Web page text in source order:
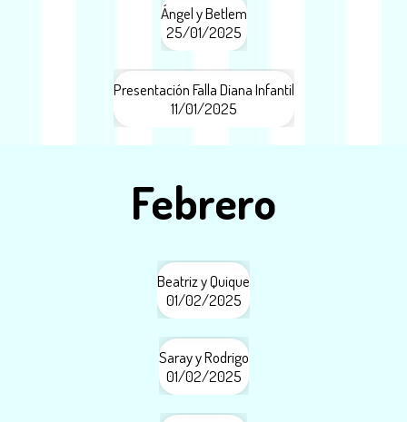
Ángel y Betlem
25/01/2025
Presentación Falla Diana Infantil
11/01/2025
Febrero
Beatriz y Quique
01/02/2025
Saray y Rodrigo
01/02/2025